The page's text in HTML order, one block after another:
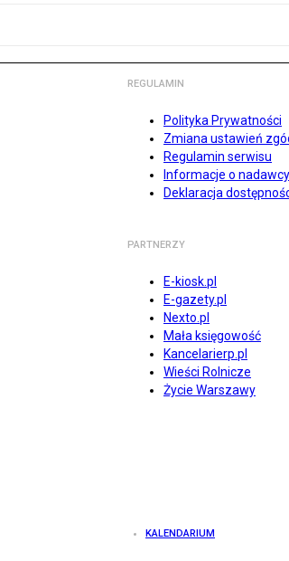
REGULAMIN
Polityka Prywatności
Zmiana ustawień
Regulamin serwisu
Informacje o nadawcy
Deklaracja
PARTNERZY
E-kiosk.pl
E-gazety.pl
Nexto.pl
Mała księgowość
Kancelarierp.pl
Wieści Rolnicze
Życie Warszawy
KALENDARIUM